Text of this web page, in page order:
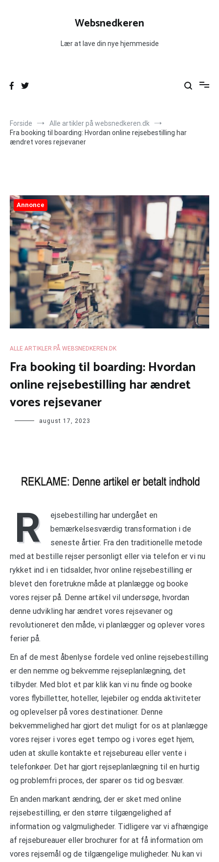
Websnedkeren
Lær at lave din nye hjemmeside
Forside
Alle artikler på websnedkeren.dk
Fra booking til boarding: Hvordan online rejsebestilling har
ændret vores rejsevaner
Annonce
ALLE ARTIKLER PÅ WEBSNEDKEREN.DK
Fra booking til boarding: Hvordan
online rejsebestilling har ændret
vores rejsevaner
august 17, 2023
R
ejsebestilling har undergået en
bemærkelsesværdig transformation i de
seneste årtier. Fra den traditionelle metode
med at bestille rejser personligt eller via telefon er vi nu
rykket ind i en tidsalder, hvor online rejsebestilling er
blevet den foretrukne måde at planlægge og booke
vores rejser på. Denne artikel vil undersøge, hvordan
denne udvikling har ændret vores rejsevaner og
revolutioneret den måde, vi planlægger og oplever vores
ferier på.
En af de mest åbenlyse fordele ved online rejsebestilling
er den nemme og bekvemme rejseplanlægning, det
tilbyder. Med blot et par klik kan vi nu finde og booke
vores flybilletter, hoteller, lejebiler og endda aktiviteter
og oplevelser på vores destinationer. Denne
bekvemmelighed har gjort det muligt for os at planlægge
vores rejser i vores eget tempo og i vores eget hjem,
uden at skulle kontakte et rejsebureau eller vente i
telefonkøer. Det har gjort rejseplanlægning til en hurtig
og problemfri proces, der sparer os tid og besvær.
En anden markant ændring, der er sket med online
rejsebestilling, er den større tilgængelighed af
information og valgmuligheder. Tidligere var vi afhængige
af rejsebureauer eller brochurer for at få information om
vores rejsemål og de tilgængelige muligheder. Nu kan vi